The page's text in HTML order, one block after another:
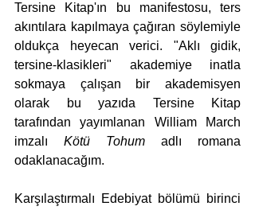
Tersine Kitap'ın bu manifestosu, ters
akıntılara kapılmaya çağıran söylemiyle
oldukça heyecan verici. "Aklı gidik,
tersine-klasikleri" akademiye inatla
sokmaya çalışan bir akademisyen
olarak bu yazıda Tersine Kitap
tarafından yayımlanan William March
imzalı Kötü Tohum adlı romana
odaklanacağım.
Karşılaştırmalı Edebiyat bölümü birinci